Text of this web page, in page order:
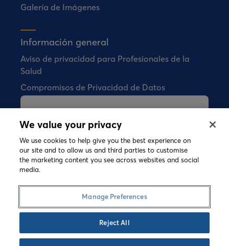
Galería de Imágenes
Información general
Aviso de privacidad para Profesionales de la
Salud
Compromisos de Privacidad de Datos
Bial no vende ningún producto
farmacéutico directamente a los
consumidores.
Términos y CondicionesPolítica de Cookies
Política de PrivacidadSpeak-up
We value your privacy
We use cookies to help give you the best experience on
our site and to allow us and third parties to customise
the marketing content you see across websites and social
media.
Manage Preferences
Reject All